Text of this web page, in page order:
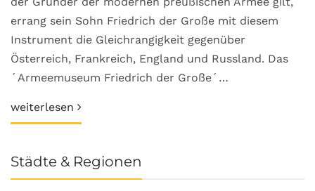
errang sein Sohn Friedrich der Große mit diesem
Instrument die Gleichrangigkeit gegenüber
Österreich, Frankreich, England und Russland. Das
´Armeemuseum Friedrich der Große´…
weiterlesen
Städte & Regionen